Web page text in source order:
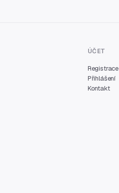
ÚČET
Registrace
Přihlášení
Kontakt